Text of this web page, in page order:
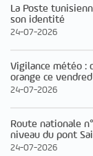
La Poste
son identité
24-07-2026
Vigilance météo :
orange ce vendred
24-07-2026
Route nationale
niveau du pont Sai
24-07-2026